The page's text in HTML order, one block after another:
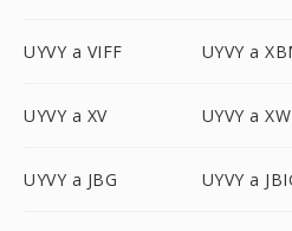
UYVY a VIFF UYVY a
UYVY a XV UYVY a
UYVY a JBG UYVY a